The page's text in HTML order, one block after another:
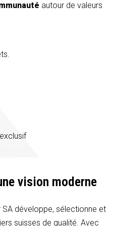
autour de valeurs
vision moderne
développe, sélectionne et
suisses de qualité. Avec